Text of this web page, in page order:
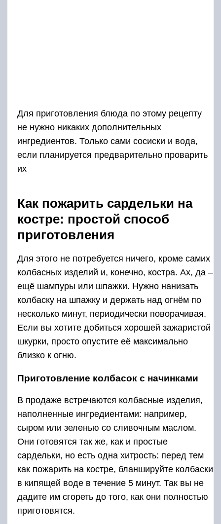
Для приготовления блюда по этому рецепту
не нужно никаких дополнительных
ингредиентов. Только сами сосиски и вода,
если планируется предварительно проварить
их
Как пожарить сардельки на
костре: простой способ
приготовления
Для этого не потребуется ничего, кроме самих
колбасных изделий и, конечно, костра. Ах, да –
ещё шампуры или шпажки. Нужно нанизать
колбаску на шпажку и держать над огнём по
несколько минут, периодически поворачивая.
Если вы хотите добиться хорошей зажаристой
шкурки, просто опустите её максимально
близко к огню.
Приготовление колбасок с начинками
В продаже встречаются колбасные изделия,
наполненные ингредиентами: например,
сыром или зеленью со сливочным маслом.
Они готовятся так же, как и простые
сардельки, но есть одна хитрость: перед тем
как пожарить на костре, бланшируйте колбаски
в кипящей воде в течение 5 минут. Так вы не
дадите им сгореть до того, как они полностью
приготовятся.